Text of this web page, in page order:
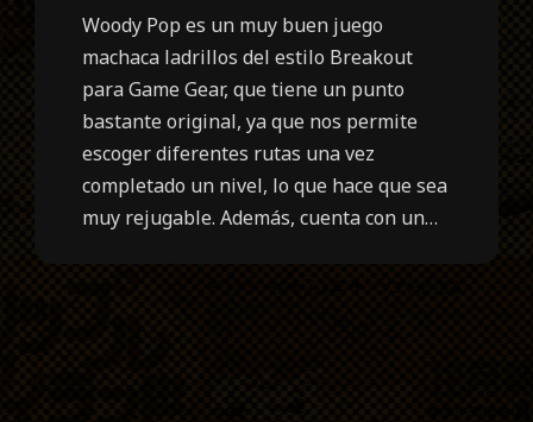
Woody Pop es un muy buen juego
machaca ladrillos del estilo Breakout
para Game Gear, que tiene un punto
bastante original, ya que nos permite
escoger diferentes rutas una vez
completado un nivel, lo que hace que sea
muy rejugable. Además, cuenta con un…